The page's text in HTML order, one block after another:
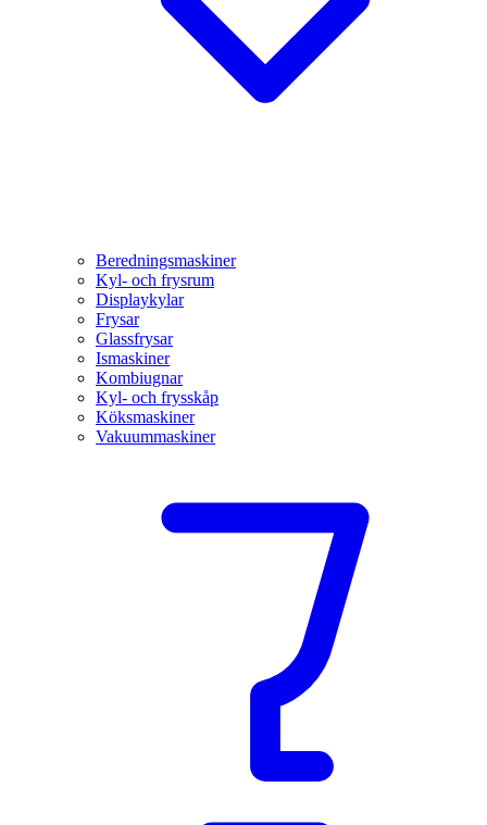
Beredningsmaskiner
Kyl- och frysrum
Displaykylar
Frysar
Glassfrysar
Ismaskiner
Kombiugnar
Kyl- och frysskåp
Köksmaskiner
Vakuummaskiner